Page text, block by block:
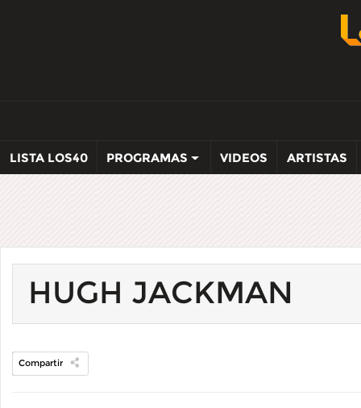
LISTA LOS40 PROGRAMAS VIDEOS ARTISTAS
HUGH JACKMAN
Compartir